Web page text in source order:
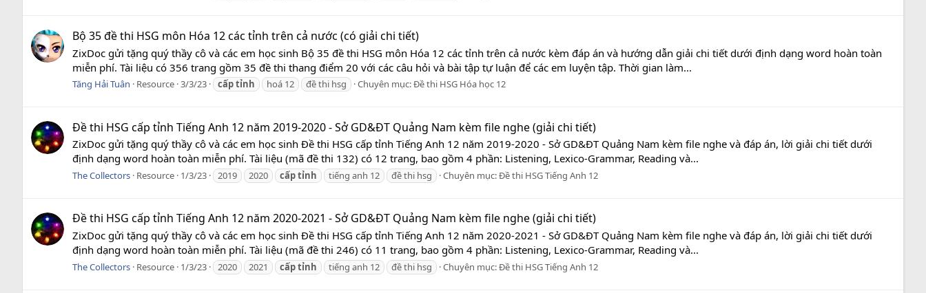
Bộ 35 đề thi HSG môn Hóa 12 các tỉnh trên cả nước (có giải chi tiết)
ZixDoc gửi tặng quý thầy cô và các em học sinh Bộ 35 đề thi HSG môn Hóa 12 các tỉnh trên cả nước kèm đáp án và hướng dẫn giải chi tiết dưới định dạng word hoàn toàn
miễn phí. Tài liệu có 356 trang gồm 35 đề thi thang điểm 20 với các câu hỏi và bài tập tự luận để các em luyện tập. Thời gian làm...
Tăng Hải Tuân Resource 3/3/23 cấptỉnh hoá 12 đề thi hsg Chuyên mục:Đề thi HSG Hóa học 12
Đề thi HSG cấp tỉnh Tiếng Anh 12 năm 2019-2020 - Sở GD&ĐT Quảng Nam kèm file nghe (giải chi tiết)
ZixDoc gửi tặng quý thầy cô và các em học sinh Đề thi HSG cấp tỉnh Tiếng Anh 12 năm 2019-2020 - Sở GD&ĐT Quảng Nam kèm file nghe và đáp án, lời giải chi tiết dưới
định dạng word hoàn toàn miễn phí. Tài liệu (mã đề thi 132) có 12 trang, bao gồm 4 phần: Listening, Lexico-Grammar, Reading và...
The Collectors Resource 1/3/23 2019 2020 cấptỉnh tiếng anh 12 đề thi hsg Chuyên mục:Đề thi HSG Tiếng Anh 12
Đề thi HSG cấp tỉnh Tiếng Anh 12 năm 2020-2021 - Sở GD&ĐT Quảng Nam kèm file nghe (giải chi tiết)
ZixDoc gửi tặng quý thầy cô và các em học sinh Đề thi HSG cấp tỉnh Tiếng Anh 12 năm 2020-2021 - Sở GD&ĐT Quảng Nam kèm file nghe và đáp án, lời giải chi tiết dưới
định dạng word hoàn toàn miễn phí. Tài liệu (mã đề thi 246) có 11 trang, bao gồm 4 phần: Listening, Lexico-Grammar, Reading và...
The Collectors Resource 1/3/23 2020 2021 cấptỉnh tiếng anh 12 đề thi hsg Chuyên mục:Đề thi HSG Tiếng Anh 12